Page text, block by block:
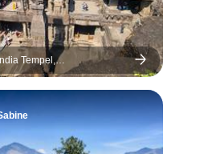
is ook uitzonderlijk en een
andere must-see. Onze
chauffeur, meneer Umesh, was
betrouwbaar, behulpzaam en
en de auto was nieuw en ruim
genoeg. Belangrijk, want op
sommige dagen zit je vele uren
Tempel,
& Paleizen